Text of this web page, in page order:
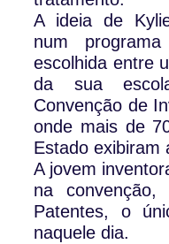
A ideia de
num
escolhida entre
da sua
Convenção de
onde mais de
Estado exibiram
A jovem
na
Patentes, o
naquele dia.